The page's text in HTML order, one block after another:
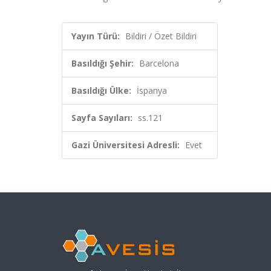
Yayın Türü: Bildiri / Özet Bildiri
Basıldığı Şehir: Barcelona
Basıldığı Ülke: İspanya
Sayfa Sayıları: ss.121
Gazi Üniversitesi Adresli: Evet